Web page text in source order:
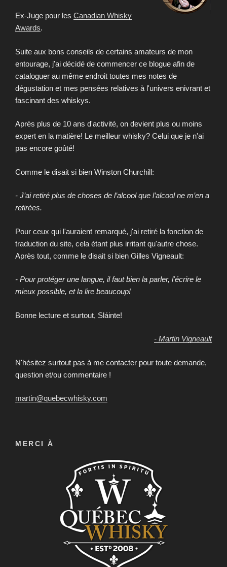
Ex-Juge pour les Canadian Whisky
Awards.
Suite aux bons conseils de certains amateurs de mon
entourage, j'ai décidé de commencer ce blogue afin de
cataloguer au même endroit toutes mes notes de
dégustation et mes pensées relatives à l'univers enivrant et
fascinant des whiskys.
Après plus de 10 ans d'activité, on devient plus ou moins
expert en la matière! Le meilleur whisky? Celui que je n'ai
pas encore goûté!
Comme le disait si bien Winston Churchill:
- J’ai retiré plus de choses de l’alcool que l’alcool ne m’en a
retirées.
Pour ceux qui l'auraient remarqué, j'ai retiré la fonction de
traduction du site, cela étant plus irritant qu'autre chose.
Après tout, comme le disait si bien Gilles Vigneault:
- Pour protéger une langue, il faut bien la parler, l'écrire le
mieux possible, et la lire beaucoup!
Bonne lecture et surtout, Sláinte!
- Martin Vigneault
N'hésitez surtout pas à me contacter pour toute demande,
question et/ou commentaire !
martin@quebecwhisky.com
MERCI À